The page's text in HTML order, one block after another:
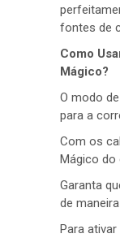
fontes de
Como
Mágico?
O modo
para a
Com os
Mágico do
Garanta
de
Para